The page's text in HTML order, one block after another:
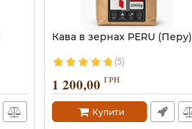
Кава в зернах PERU (Перу)
(5)
1 200,00 ГРН
Купити